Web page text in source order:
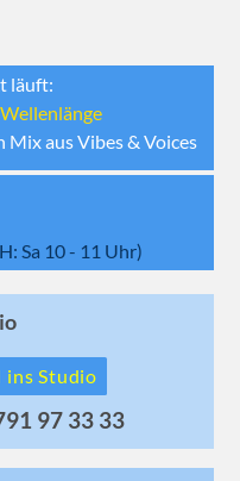
läuft:
Mix aus Vibes & Voices
Sa 10 - 11 Uhr)
ins Studio
97 33 33